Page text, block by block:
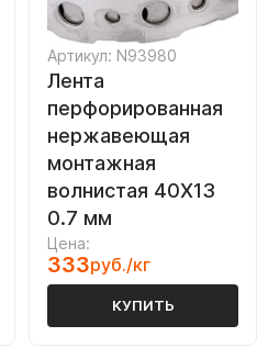
Артикул: N93980
Лента
перфорированная
нержавеющая
монтажная
волнистая 40Х13
0.7 мм
Цена:
333руб./кг
КУПИТЬ